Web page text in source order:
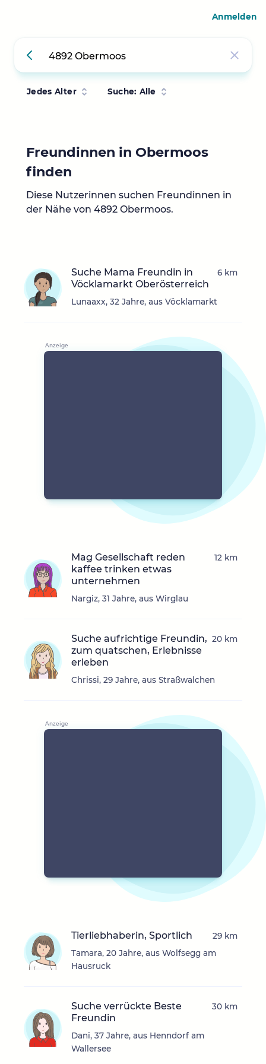
Jedes Alter Suche: Alle
Freundinnen in Obermoos
finden
Diese Nutzerinnen suchen Freundinnen in
der Nähe von 4892 Obermoos.
Suche Mama Freundin in
Vöcklamarkt Oberösterreich
Lunaaxx, 32 Jahre, aus Vöcklamarkt
6 km
Mag Gesellschaft reden
kaffee trinken etwas
unternehmen
Nargiz, 31 Jahre, aus Wirglau
12 km
Suche aufrichtige Freundin,
zum quatschen, Erlebnisse
erleben
Chrissi, 29 Jahre, aus Straßwalchen
20 km
Tierliebhaberin, Sportlich
Tamara, 20 Jahre, aus Wolfsegg am
Hausruck
29 km
Suche verrückte Beste
Freundin
Dani, 37 Jahre, aus Henndorf am
Wallersee
30 km
Anmelden